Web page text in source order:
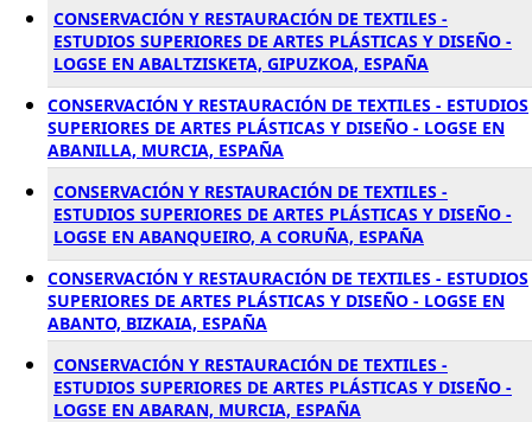
CONSERVACIÓN Y RESTAURACIÓN DE TEXTILES -
ESTUDIOS SUPERIORES DE ARTES PLÁSTICAS Y DISEÑO -
LOGSE EN ABALTZISKETA, GIPUZKOA, ESPAÑA
CONSERVACIÓN Y RESTAURACIÓN DE TEXTILES - ESTUDIOS
SUPERIORES DE ARTES PLÁSTICAS Y DISEÑO - LOGSE EN
ABANILLA, MURCIA, ESPAÑA
CONSERVACIÓN Y RESTAURACIÓN DE TEXTILES -
ESTUDIOS SUPERIORES DE ARTES PLÁSTICAS Y DISEÑO -
LOGSE EN ABANQUEIRO, A CORUÑA, ESPAÑA
CONSERVACIÓN Y RESTAURACIÓN DE TEXTILES - ESTUDIOS
SUPERIORES DE ARTES PLÁSTICAS Y DISEÑO - LOGSE EN
ABANTO, BIZKAIA, ESPAÑA
CONSERVACIÓN Y RESTAURACIÓN DE TEXTILES -
ESTUDIOS SUPERIORES DE ARTES PLÁSTICAS Y DISEÑO -
LOGSE EN ABARAN, MURCIA, ESPAÑA